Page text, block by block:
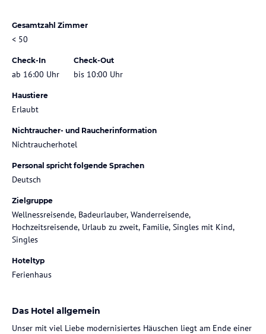
Gesamtzahl Zimmer
< 50
Check-In
ab 16:00 Uhr
Check-Out
bis 10:00 Uhr
Haustiere
Erlaubt
Nichtraucher- und Raucherinformation
Nichtraucherhotel
Personal spricht folgende Sprachen
Deutsch
Zielgruppe
Wellnessreisende, Badeurlauber, Wanderreisende,
Hochzeitsreisende, Urlaub zu zweit, Familie, Singles mit Kind,
Singles
Hoteltyp
Ferienhaus
Das Hotel allgemein
Unser mit viel Liebe modernisiertes Häuschen liegt am Ende einer